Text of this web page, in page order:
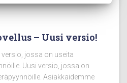
– Uusi versio!
versio, jossa on useita
Uusi versio, jossa on
Asiakkaidemme